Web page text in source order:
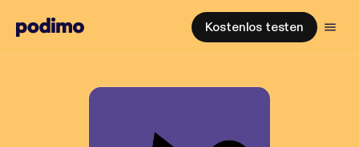
Kostenlos testen